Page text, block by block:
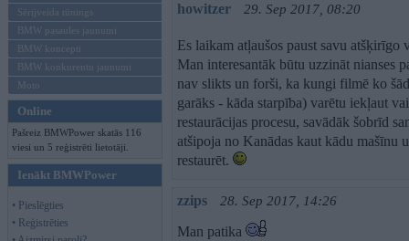
Sērijveida tūnings
BMW pasaules jaunumi
BMW koncepti
BMW konkurentu jaunumi
Moto
Online
Pašreiz BMWPower skatās 116
viesi un 5 reģistrēti lietotāji.
Ienākt BMWPower
• Pieslēgties
• Reģistrēties
howitzer 29. Sep 2017, 08:20
Es laikam atļaušos paust savu
Man interesantāk būtu uzzināt nianses
nav slikts un forši, ka kungi filmē ko
garāks - kāda starpība) varētu iekļaut
restaurācijas procesu, savādāk šobrīd
atšipoja no Kanādas kaut kādu mašīnu
restaurēt.
zzips 28. Sep 2017, 14:26
Man patika